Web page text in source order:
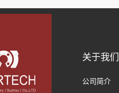
关于我们
公司简介